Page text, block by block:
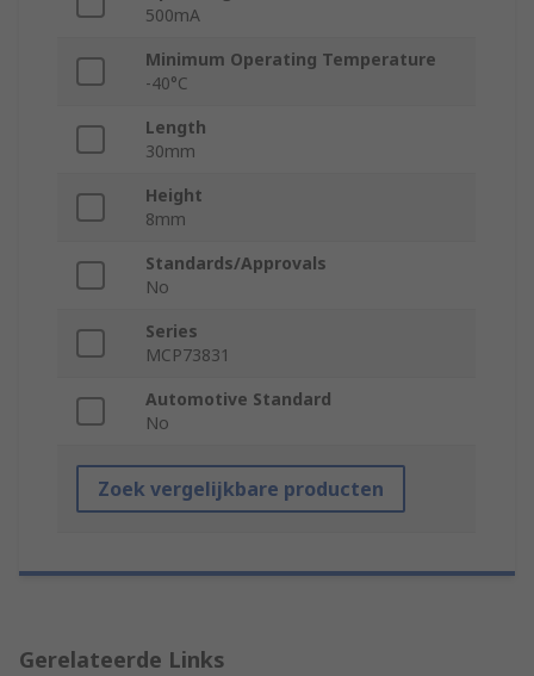
500mA
Minimum Operating Temperature
-40°C
Length
30mm
Height
8mm
Standards/Approvals
No
Series
MCP73831
Automotive Standard
No
Zoek vergelijkbare producten
Gerelateerde Links